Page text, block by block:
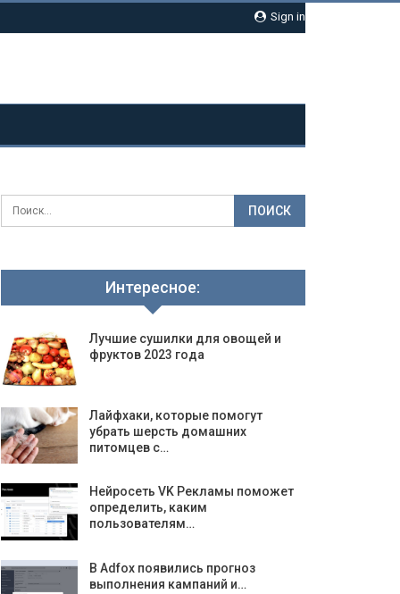
Sign in
Интересное:
Лучшие сушилки для овощей и
фруктов 2023 года
Лайфхаки, которые помогут
убрать шерсть домашних
питомцев с…
Нейросеть VK Рекламы поможет
определить, каким
пользователям…
В Adfox появились прогноз
выполнения кампаний и…